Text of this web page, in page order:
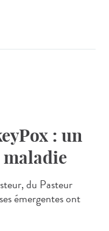
: un
du Pasteur
émergentes ont